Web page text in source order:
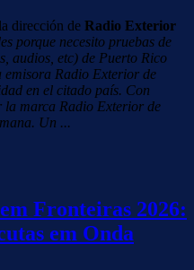
dirección de Radio Exterior
porque necesito pruebas de
audios, etc) de Puerto Rico
emisora Radio Exterior de
en el citado país. Con
la marca Radio Exterior de
Un ...
Fronteiras 2026:
em Onda